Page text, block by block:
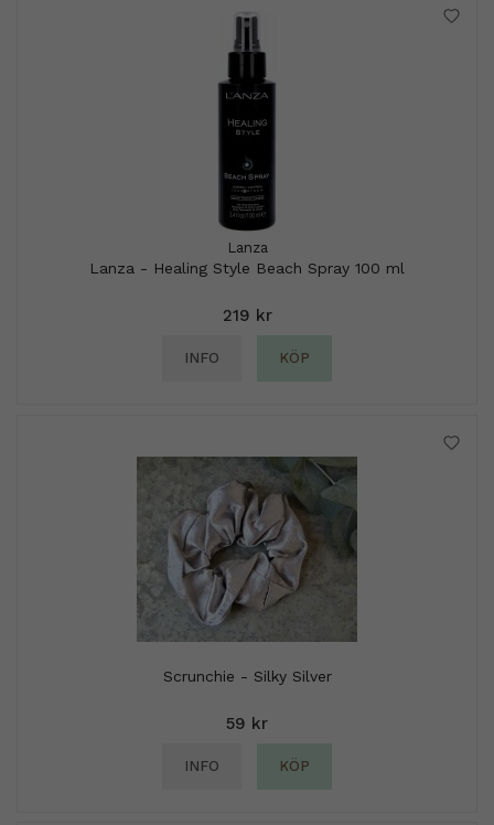
Lanza
Lanza - Healing Style Beach Spray 100 ml
219 kr
INFO KÖP
Scrunchie - Silky Silver
59 kr
INFO KÖP